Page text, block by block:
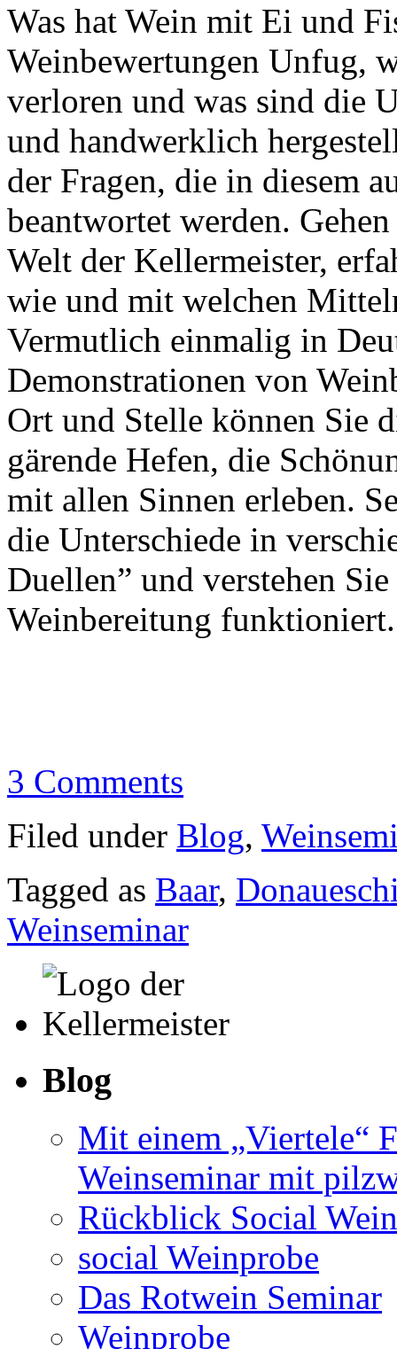
Was hat Wein mit Ei und
Weinbewertungen Unfug,
verloren und was sind die
und handwerklich
der Fragen, die in diesem
beantwortet werden.
Welt der Kellermeister,
wie und mit welchen
Vermutlich einmalig in
Demonstrationen von
Ort und Stelle können Sie
gärende Hefen, die
mit allen Sinnen erleben.
die Unterschiede in
Duellen” und verstehen
Weinbereitung funktioniert.
3 Comments
Filed under Blog,
Tagged as Baar,
Weinseminar
Blog
Mit einem „Viertele“
Weinseminar mit
Rückblick Social
social Weinprobe
Das Rotwein Seminar
Weinprobe